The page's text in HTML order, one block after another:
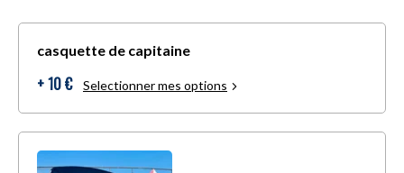
casquette de capitaine
+ 10 € Selectionner mes options